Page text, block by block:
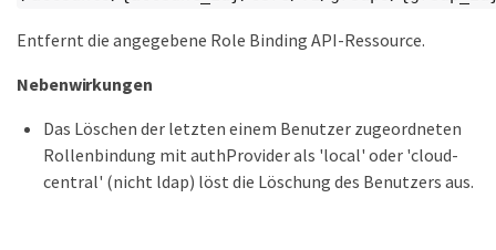
Entfernt die angegebene Role Binding API-Ressource.
Nebenwirkungen
Das Löschen der letzten einem Benutzer zugeordneten
Rollenbindung mit authProvider als 'local' oder 'cloud-
central' (nicht ldap) löst die Löschung des Benutzers aus.